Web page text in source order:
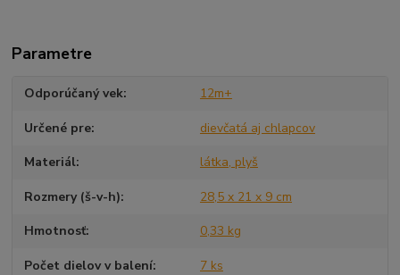
Parametre
Odporúčaný vek 12m+
Určené pre dievčatá aj chlapcov
Materiál látka, plyš
Rozmery (š-v-h) 28,5 x 21 x 9 cm
Hmotnosť 0,33 kg
Počet dielov v balení 7 ks